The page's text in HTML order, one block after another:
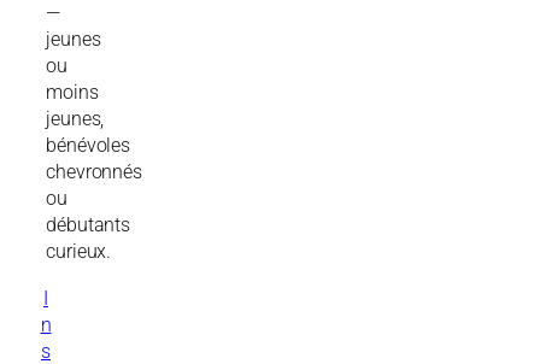
—
jeunes
ou
moins
jeunes,
bénévoles
chevronnés
ou
débutants
curieux.
I
n
s